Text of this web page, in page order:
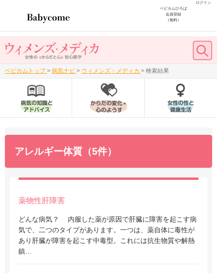
ログイン
ベビカムひろば
会員登録
（無料）
ベビカムトップ > 病気ナビ > ウィメンズ・メディカ > 検索結果
アレルギー体質（5件）
薬物性肝障害
どんな病気？ 内服した薬が原因で肝臓に障害を起こす病
気で、二つのタイプがあります。一つは、薬自体に毒性が
あり肝臓が障害を起こす中毒型。これには抗生物質や解熱
鎮…